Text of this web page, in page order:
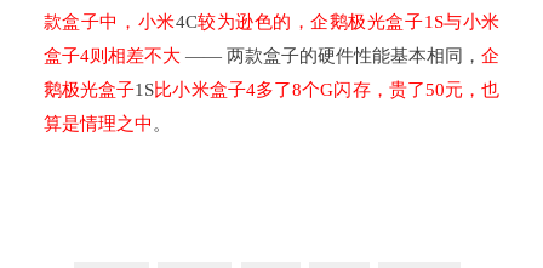
款盒子中，小米4C较为逊色的，企鹅极光盒子1S与小米
盒子4则相差不大—— 两款盒子的硬件性能基本相同，企
鹅极光盒子1S比小米盒子4多了8个G闪存，贵了50元，也
算是情理之中 。